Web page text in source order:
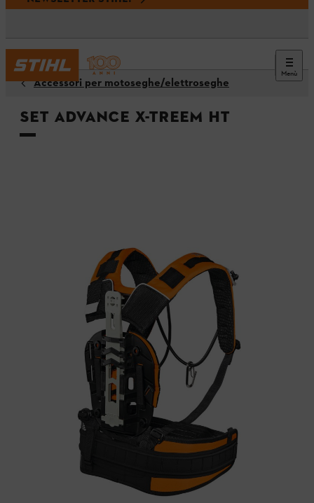
Menù
Accessori per motoseghe/elettroseghe
Set ADVANCE X-TREEm HT